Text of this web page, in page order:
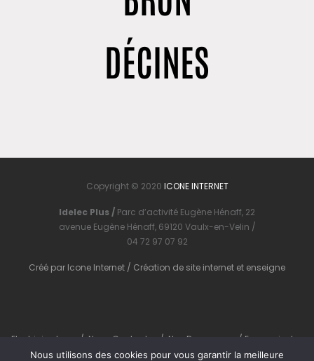
DÉCINES
Copyright © 2020 ICONE INTERNET
Idelec Plus / Parc d’activité Eugène Hénaff, 22
avenue Eugène Hénaff, 69120 Vaulx-en-Velin /
04 72 97 07 92
Créé par Icone Internet / Création de site internet et enseigne
Electricien Lyon / Nous Contacter / Nos Ressources / En savoir plus
Nous utilisons des cookies pour vous garantir la meilleure